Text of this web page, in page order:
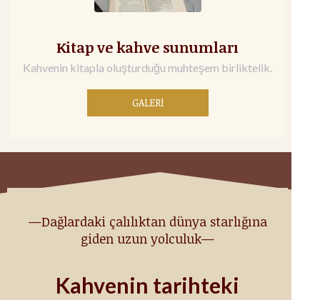
Kitap ve kahve sunumları
Kahvenin kitapla oluşturduğu muhteşem birliktelik.
GALERİ
—Dağlardaki çalılıktan dünya starlığına
giden uzun yolculuk—
Kahvenin tarihteki